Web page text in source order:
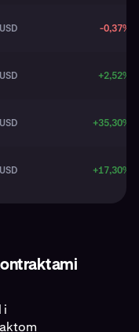
USD -0,37%
USD +2,52%
USD +35,30%
USD +17,30%
i